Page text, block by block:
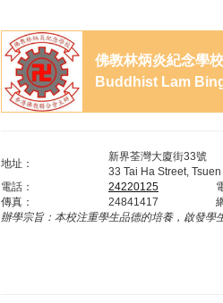
佛教林炳炎紀念學
Buddhist Lam
地址：
新界荃灣大廈街33號
33 Tai Ha Street,
電話：
24220125
傳真：
24841417
辦學宗旨： 本校注重學生品德的培養，啟發學